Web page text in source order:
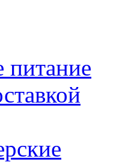
питание